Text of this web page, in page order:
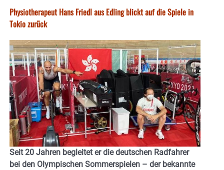
Physiotherapeut Hans Friedl aus Edling blickt auf die Spiele in
Tokio zurück
Seit 20 Jahren begleitet er die deutschen Radfahrer
bei den Olympischen Sommerspielen – der bekannte